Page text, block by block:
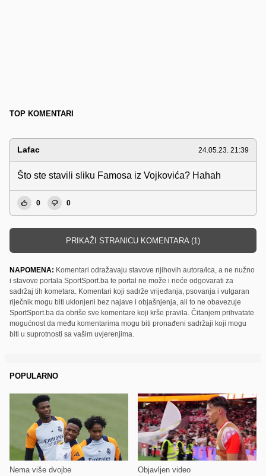
TOP KOMENTARI
Lafac 24.05.23. 21:39
Što ste stavili sliku Famosa iz Vojkovića? Hahah
0 0
PRIKAŽI STRANICU KOMENTARA (1)
NAPOMENA: Komentari odražavaju stavove njihovih autora/ica, a ne nužno
i stavove portala SportSport.ba te portal ne može i neće odgovarati za
sadržaj tih kometara. Komentari koji sadrže vrijeđanja, psovanja i vulgaran
riječnik mogu biti uklonjeni bez najave i objašnjenja, ali to ne obavezuje
SportSport.ba da obriše sve komentare koji krše pravila. Čitanjem prihvatate
mogućnost da među komentarima mogu biti pronađeni sadržaji koji mogu
biti u suprotnosti sa vašim uvjerenjima.
POPULARNO
Nema više dvojbe Objavljen video